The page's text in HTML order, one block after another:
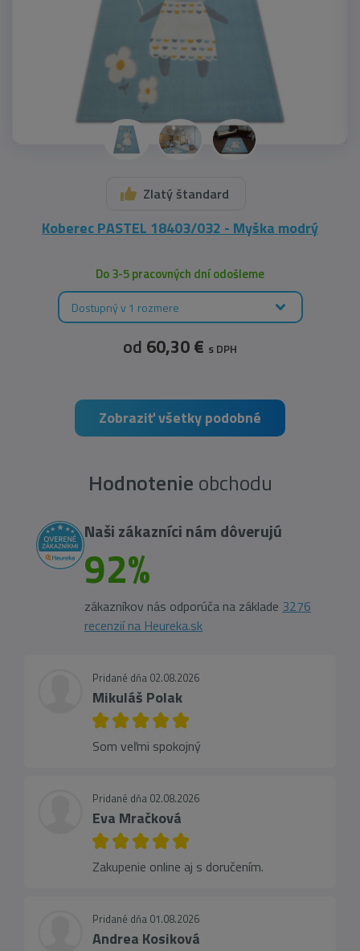
Zlatý štandard
Koberec PASTEL 18403/032 - Myška modrý
Do 3-5 pracovných dní odošleme
Dostupný v 1 rozmere
od 60,30 € s DPH
Zobraziť všetky podobné
Hodnotenie obchodu
Naši zákazníci nám dôverujú
92%
zákazníkov nás odporúča na základe 3276
recenzií na Heureka.sk
Pridané dňa 02.08.2026
Mikuláš Polak
Som veľmi spokojný
Pridané dňa 02.08.2026
Eva Mračková
Zakupenie online aj s doručením.
Pridané dňa 01.08.2026
Andrea Kosiková